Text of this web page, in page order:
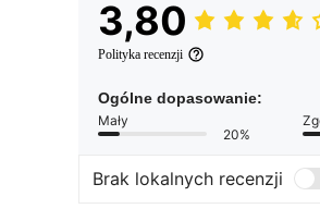
3,80
Polityka recenzji
Ogólne dopasowanie:
Mały
20%
Brak lokalnych recenzji